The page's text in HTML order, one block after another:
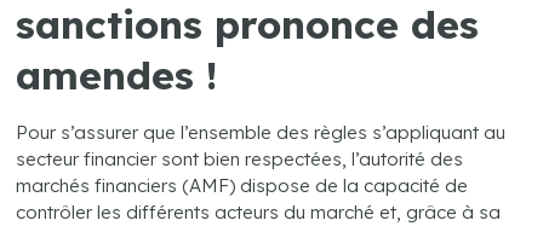
sanctions prononce des
amendes !
Pour s’assurer que l’ensemble des règles s’appliquant au
secteur financier sont bien respectées, l’autorité des
marchés financiers (AMF) dispose de la capacité de
contrôler les différents acteurs du marché et, grâce à sa